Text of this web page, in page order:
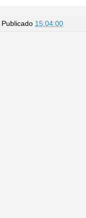
Publicado 15:04:00